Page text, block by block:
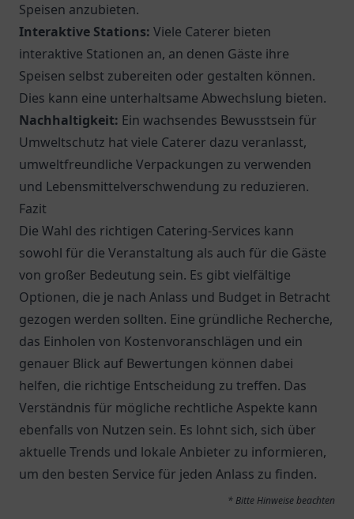
Speisen anzubieten.
Interaktive Stations: Viele Caterer bieten
interaktive Stationen an, an denen Gäste ihre
Speisen selbst zubereiten oder gestalten können.
Dies kann eine unterhaltsame Abwechslung bieten.
Nachhaltigkeit: Ein wachsendes Bewusstsein für
Umweltschutz hat viele Caterer dazu veranlasst,
umweltfreundliche Verpackungen zu verwenden
und Lebensmittelverschwendung zu reduzieren.
Fazit
Die Wahl des richtigen Catering-Services kann
sowohl für die Veranstaltung als auch für die Gäste
von großer Bedeutung sein. Es gibt vielfältige
Optionen, die je nach Anlass und Budget in Betracht
gezogen werden sollten. Eine gründliche Recherche,
das Einholen von Kostenvoranschlägen und ein
genauer Blick auf Bewertungen können dabei
helfen, die richtige Entscheidung zu treffen. Das
Verständnis für mögliche rechtliche Aspekte kann
ebenfalls von Nutzen sein. Es lohnt sich, sich über
aktuelle Trends und lokale Anbieter zu informieren,
um den besten Service für jeden Anlass zu finden.
* Bitte Hinweise beachten